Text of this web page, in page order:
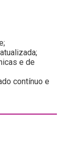
e de
contínuo e